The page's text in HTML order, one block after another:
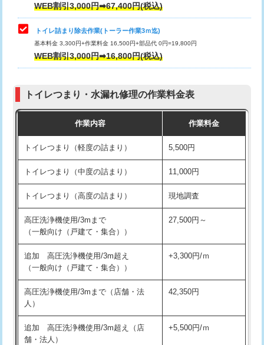
WEB割引3,000円➡67,400円(税込)
トイレ詰まり除去作業(トーラー作業3ｍ迄)
基本料金 3,300円+作業料金 16,500円+部品代 0円=19,800円
WEB割引3,000円➡16,800円(税込)
トイレつまり・水漏れ修理の作業料金表
作業内容 作業料金
トイレつまり（軽度の詰まり） 5,500円
トイレつまり（中度の詰まり） 11,000円
トイレつまり（高度の詰まり） 現地調査
高圧洗浄機使用/3mまで
（一般向け（戸建て・集合））
27,500円～
追加 高圧洗浄機使用/3m超え
（一般向け（戸建て・集合））
+3,300円/ｍ
高圧洗浄機使用/3mまで（店舗・法
人）
42,350円
追加 高圧洗浄機使用/3m超え（店
舗・法人）
+5,500円/ｍ